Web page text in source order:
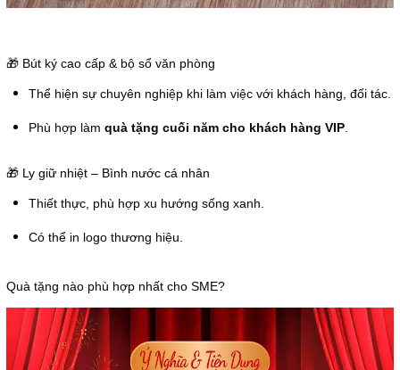
🎁 Bút ký cao cấp & bộ sổ văn phòng
Thể hiện sự chuyên nghiệp khi làm việc với khách hàng, đối tác.
Phù hợp làm quà tặng cuối năm cho khách hàng VIP
🎁 Ly giữ nhiệt – Bình nước cá nhân
Thiết thực, phù hợp xu hướng sống xanh.
Có thể in logo thương hiệu.
Quà tặng nào phù hợp nhất cho SME?